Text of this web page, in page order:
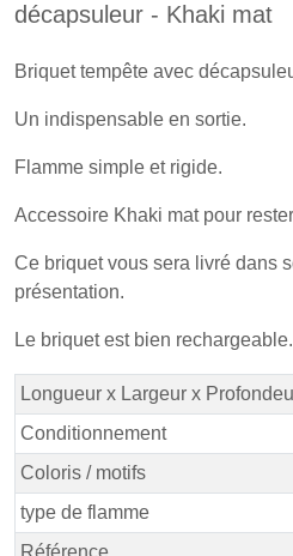
décapsuleur - Khaki mat
Briquet tempête avec
Un indispensable en sortie.
Flamme simple et rigide.
Accessoire Khaki mat pour
Ce briquet vous sera livré dans
présentation.
Le briquet est bien rechargeable.
Longueur x Largeur x
Conditionnement
Coloris / motifs
type de flamme
Référence